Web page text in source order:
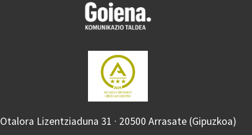
Otalora Lizentziaduna 31 · 20500 Arrasate (Gipuzkoa)